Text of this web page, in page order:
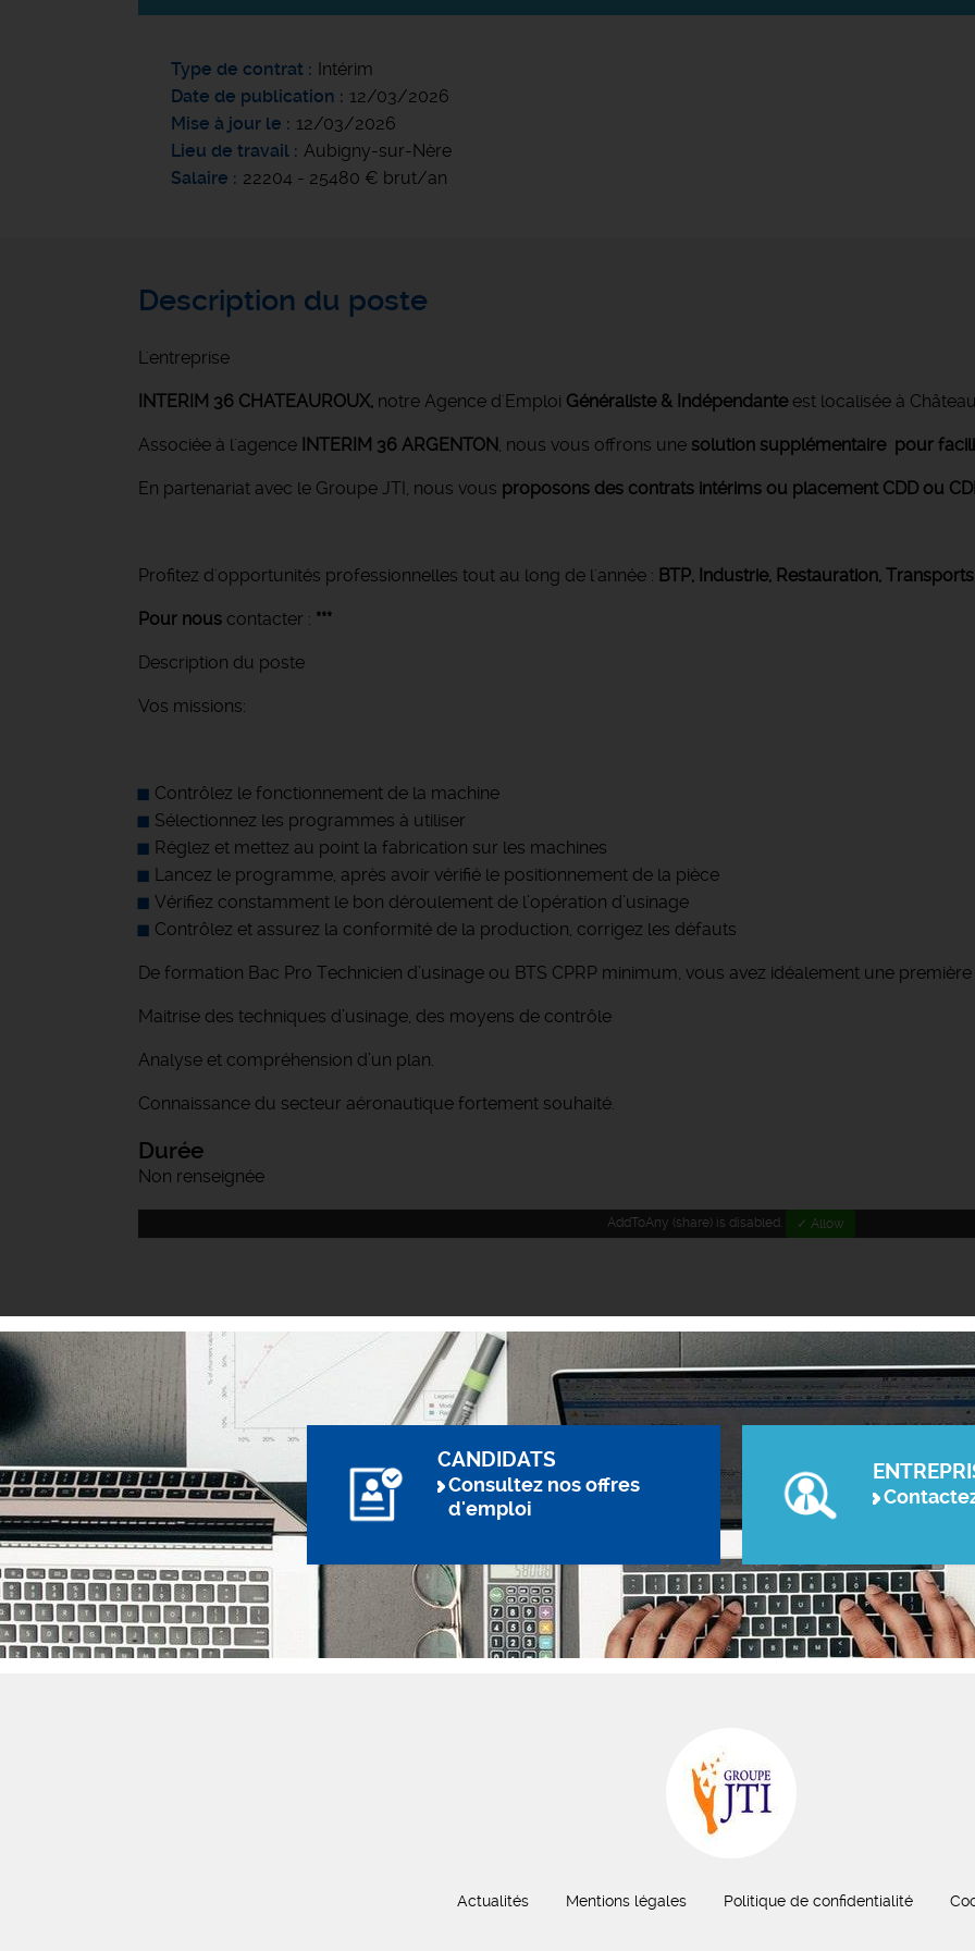
Type de contrat
Intérim
Date de publication
12/03/2026
Mise à jour le
12/03/2026
Lieu de travail
Aubigny-sur-Nère
Salaire
22204 - 25480 € brut/an
Description du poste
L'entreprise
INTERIM 36 CHATEAUROUX, notre Agence d'Emploi Généraliste & Indépendante est localisée à
Associée à l'agence INTERIM 36 ARGENTON, nous vous offrons une solution supplémentaire pour
En partenariat avec le Groupe JTI, nous vous proposons des contrats intérims ou placement CDD ou
Profitez d'opportunités professionnelles tout au long de l'année : BTP, Industrie, Restauration,
Pour nous contacter : ***
Description du poste
Vos missions:
Contrôlez le fonctionnement de la machine
Sélectionnez les programmes à utiliser
Réglez et mettez au point la fabrication sur les machines
Lancez le programme, après avoir vérifié le positionnement de la pièce
Vérifiez constamment le bon déroulement de l’opération d’usinage
Contrôlez et assurez la conformité de la production, corrigez les défauts
De formation Bac Pro Technicien d’usinage ou BTS CPRP minimum, vous avez idéalement une
Maitrise des techniques d’usinage, des moyens de contrôle
Analyse et compréhension d’un plan.
Connaissance du secteur aéronautique fortement souhaité.
Durée
Non renseignée
AddToAny (share) is disabled. ✓ Allow
CANDIDATS
Consultez nos offres
d'emploi
Actualités Mentions légales Politique de confidentialité